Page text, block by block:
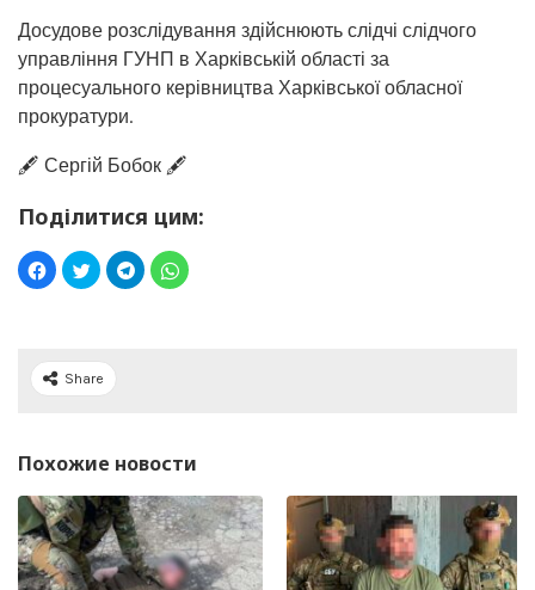
Досудове розслідування здійснюють слідчі слідчого
управління ГУНП в Харківській області за
процесуального керівництва Харківської обласної
прокуратури.
🖋️ Сергій Бобок 🖋️
Поділитися цим:
Share
Похожие новости